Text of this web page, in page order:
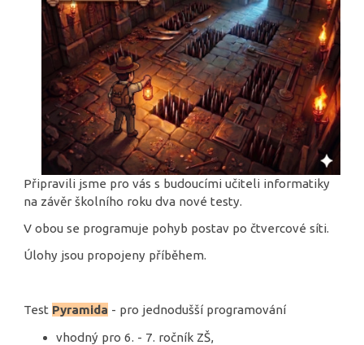
Připravili jsme pro vás s budoucími učiteli informatiky
na závěr školního roku dva nové testy.
V obou se programuje pohyb postav po čtvercové síti.
Úlohy jsou propojeny příběhem.
Test Pyramida - pro jednodušší programování
vhodný pro 6. - 7. ročník ZŠ,